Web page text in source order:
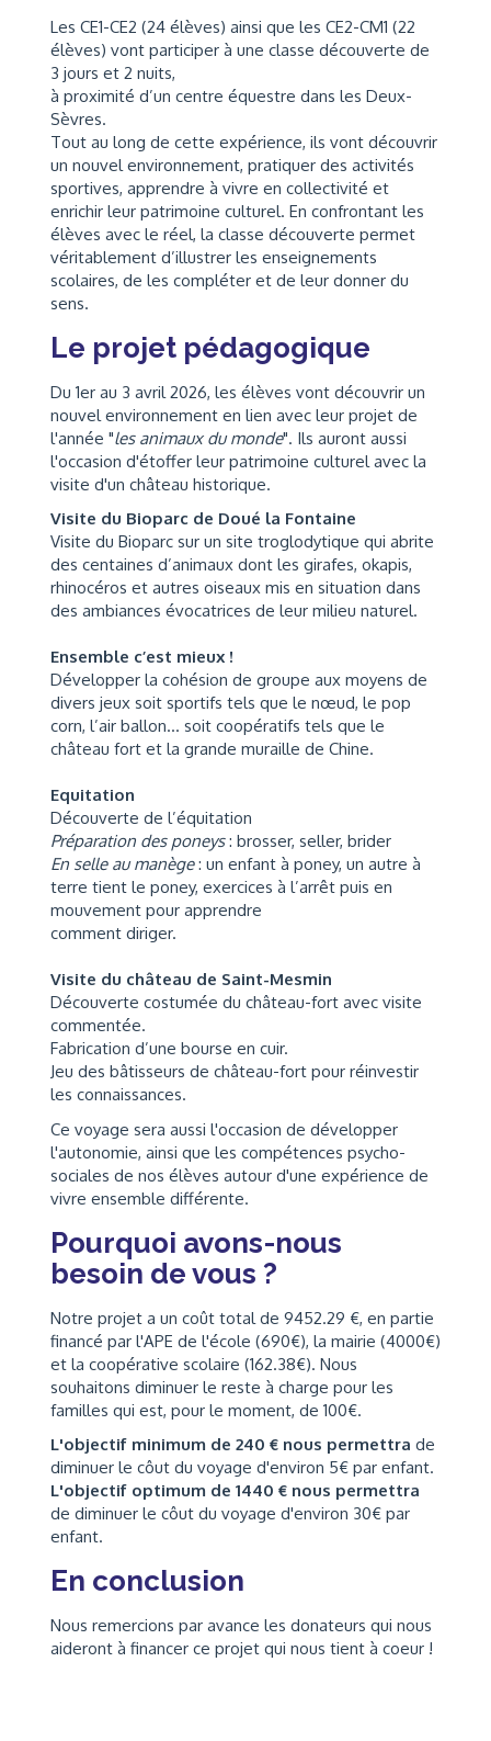
Les CE1-CE2 (24 élèves) ainsi que les CE2-CM1 (22
élèves) vont participer à une classe découverte de
3 jours et 2 nuits,
à proximité d’un centre équestre dans les Deux-
Sèvres.
Tout au long de cette expérience, ils vont découvrir
un nouvel environnement, pratiquer des activités
sportives, apprendre à vivre en collectivité et
enrichir leur patrimoine culturel. En confrontant les
élèves avec le réel, la classe découverte permet
véritablement d’illustrer les enseignements
scolaires, de les compléter et de leur donner du
sens.
Le projet pédagogique
Du 1er au 3 avril 2026, les élèves vont découvrir un
nouvel environnement en lien avec leur projet de
l'année "les animaux du monde". Ils auront aussi
l'occasion d'étoffer leur patrimoine culturel avec la
visite d'un château historique.
Visite du Bioparc de Doué la Fontaine
Visite du Bioparc sur un site troglodytique qui abrite
des centaines d’animaux dont les girafes, okapis,
rhinocéros et autres oiseaux mis en situation dans
des ambiances évocatrices de leur milieu naturel.
Ensemble c’est mieux !
Développer la cohésion de groupe aux moyens de
divers jeux soit sportifs tels que le nœud, le pop
corn, l’air ballon... soit coopératifs tels que le
château fort et la grande muraille de Chine.
Equitation
Découverte de l’équitation
Préparation des poneys: brosser, seller, brider
En selle au manège: un enfant à poney, un autre à
terre tient le poney, exercices à l’arrêt puis en
mouvement pour apprendre
comment diriger.
Visite du château de Saint-Mesmin
Découverte costumée du château-fort avec visite
commentée.
Fabrication d’une bourse en cuir.
Jeu des bâtisseurs de château-fort pour réinvestir
les connaissances.
Ce voyage sera aussi l'occasion de développer
l'autonomie, ainsi que les compétences psycho-
sociales de nos élèves autour d'une expérience de
vivre ensemble différente.
Pourquoi avons-nous
besoin de vous ?
Notre projet a un coût total de 9452.29 €, en partie
financé par l'APE de l'école (690€), la mairie (4000€)
et la coopérative scolaire (162.38€). Nous
souhaitons diminuer le reste à charge pour les
familles qui est, pour le moment, de 100€.
L'objectif minimum de 240 € nous permettra de
diminuer le côut du voyage d'environ 5€ par enfant.
L'objectif optimum de 1440 € nous permettra
de diminuer le côut du voyage d'environ 30€ par
enfant.
En conclusion
Nous remercions par avance les donateurs qui nous
aideront à financer ce projet qui nous tient à coeur !